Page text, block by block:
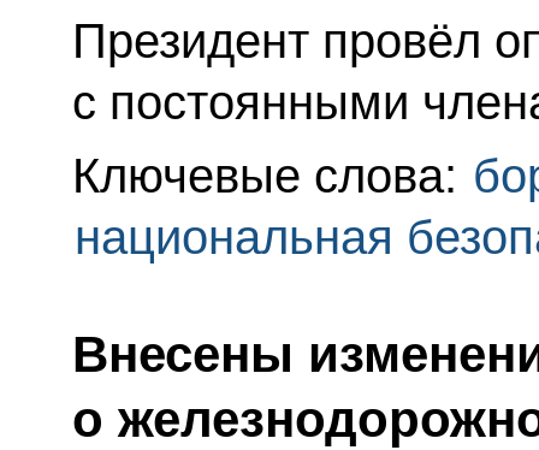
Президент провёл
с постоянными
Ключевые слова:
национальная
Внесены
о